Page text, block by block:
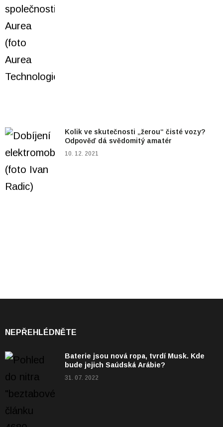
Kolik ve skutečnosti „žerou“ čisté vozy?
Odpověď dá svědomitý amatér
10. 12. 2021
NEPŘEHLÉDNĚTE
Baterie jsou nová ropa, tvrdí Musk. Kde
bude jejich Saúdská Arábie?
31. 07. 2022